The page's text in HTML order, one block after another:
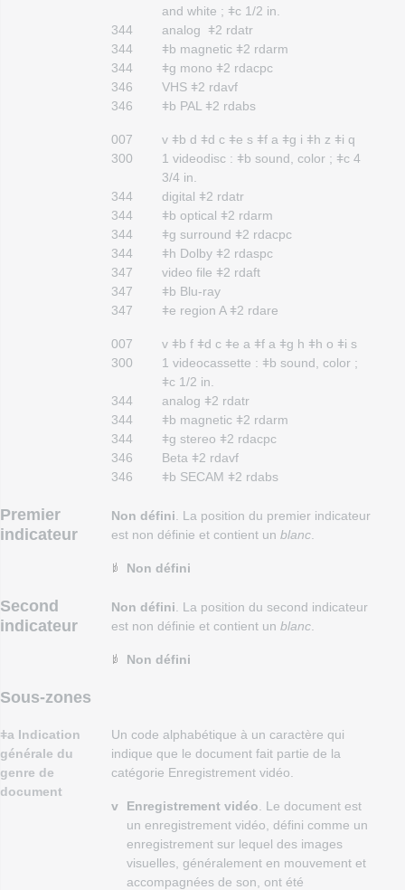
and white ; ǂc 1/2 in.
344
analog ǂ2 rdatr
344
ǂb magnetic ǂ2 rdarm
344
ǂg mono ǂ2 rdacpc
346
VHS ǂ2 rdavf
346
ǂb PAL ǂ2 rdabs
007
v ǂb d ǂd c ǂe s ǂf a ǂg i ǂh z ǂi q
300
1 videodisc : ǂb sound, color ; ǂc 4
3/4 in.
344
digital ǂ2 rdatr
344
ǂb optical ǂ2 rdarm
344
ǂg surround ǂ2 rdacpc
344
ǂh Dolby ǂ2 rdaspc
347
video file ǂ2 rdaft
347
ǂb Blu-ray
347
ǂe region A ǂ2 rdare
007
v ǂb f ǂd c ǂe a ǂf a ǂg h ǂh o ǂi s
300
1 videocassette : ǂb sound, color ;
ǂc 1/2 in.
344
analog ǂ2 rdatr
344
ǂb magnetic ǂ2 rdarm
344
ǂg stereo ǂ2 rdacpc
346
Beta ǂ2 rdavf
346
ǂb SECAM ǂ2 rdabs
Premier
indicateur
Non défini . La position du premier indicateur
est non définie et contient un blanc
Non défini
Second
indicateur
Non défini . La position du second indicateur
est non définie et contient un blanc
Non défini
Sous-zones
ǂa Indication
générale du
genre de
document
Un code alphabétique à un caractère qui
indique que le document fait partie de la
catégorie Enregistrement vidéo.
v Enregistrement vidéo . Le document est
un enregistrement vidéo, défini comme un
enregistrement sur lequel des images
visuelles, généralement en mouvement et
accompagnées de son, ont été